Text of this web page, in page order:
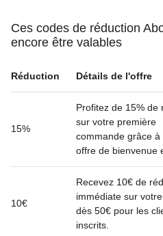
Ces codes de réduction
encore être valables
Réduction Détails de l'offre
15%
Profitez de 15% de
sur votre première
commande grâce à
offre de bienvenue
10€
Recevez 10€ de
immédiate sur
dès 50€ pour les
inscrits.